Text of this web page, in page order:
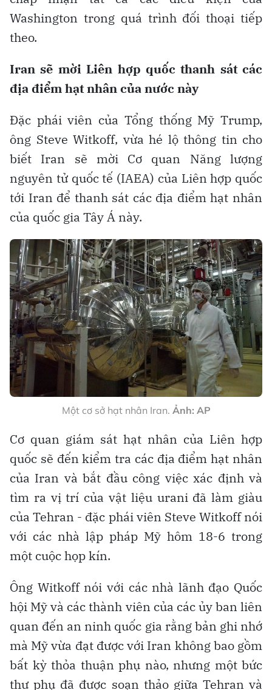
Washington trong quá trình đối thoại tiếp
theo.
Iran sẽ mời Liên hợp quốc thanh sát các
địa điểm hạt nhân của nước này
Đặc phái viên của Tổng thống Mỹ Trump,
ông Steve Witkoff, vừa hé lộ thông tin cho
biết Iran sẽ mời Cơ quan Năng lượng
nguyên tử quốc tế (IAEA) của Liên hợp quốc
tới Iran để thanh sát các địa điểm hạt nhân
của quốc gia Tây Á này.
Một cơ sở hạt nhân Iran. Ảnh: AP
Cơ quan giám sát hạt nhân của Liên hợp
quốc sẽ đến kiểm tra các địa điểm hạt nhân
của Iran và bắt đầu công việc xác định và
tìm ra vị trí của vật liệu urani đã làm giàu
của Tehran - đặc phái viên Steve Witkoff nói
với các nhà lập pháp Mỹ hôm 18-6 trong
một cuộc họp kín.
Ông Witkoff nói với các nhà lãnh đạo Quốc
hội Mỹ và các thành viên của các ủy ban liên
quan đến an ninh quốc gia rằng bản ghi nhớ
mà Mỹ vừa đạt được với Iran không bao gồm
bất kỳ thỏa thuận phụ nào, nhưng một bức
thư phụ đã được soạn thảo giữa Tehran và